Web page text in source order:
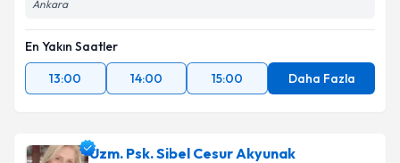
Ankara
En Yakın Saatler
13:00
14:00 15:00 Daha Fazla
Uzm. Psk. Sibel Cesur Akyunak